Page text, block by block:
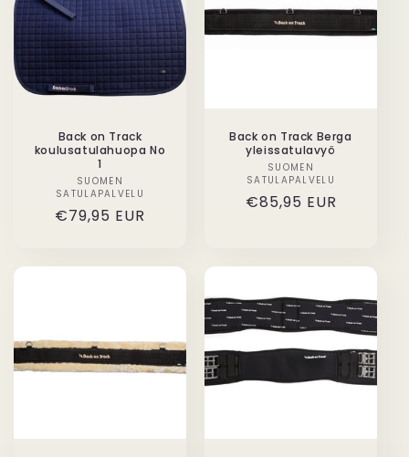
Back on Track
koulusatulahuopa No
1
Myyjä:
SUOMEN
SATULAPALVELU
Normaalihinta
€79,95 EUR
Back on Track Berga
yleissatulavyö
Myyjä:
SUOMEN
SATULAPALVELU
Normaalihinta
€85,95 EUR